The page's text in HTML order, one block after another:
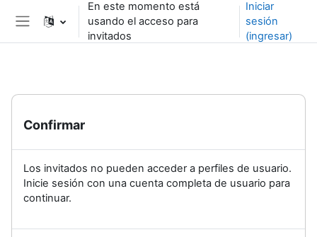
Saltar al contenido principal
Pánel lateral
En este momento está
usando el acceso para
invitados
Iniciar
sesión
(ingresar)
Confirmar
Los invitados no pueden acceder a perfiles de usuario.
Inicie sesión con una cuenta completa de usuario para
continuar.